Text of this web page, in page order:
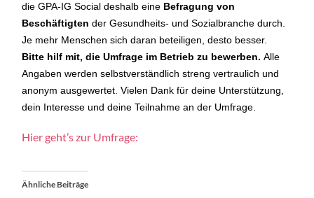
die GPA-IG Social deshalb eine Befragung von
Beschäftigten der Gesundheits- und Sozialbranche durch.
Je mehr Menschen sich daran beteiligen, desto besser.
Bitte hilf mit, die Umfrage im Betrieb zu bewerben.Alle
Angaben werden selbstverständlich streng vertraulich und
anonym ausgewertet. Vielen Dank für deine Unterstützung,
dein Interesse und deine Teilnahme an der Umfrage.
Hier geht’s zur Umfrage:
Ähnliche Beiträge